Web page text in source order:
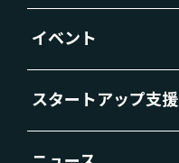
イベント
スタートアップ支援